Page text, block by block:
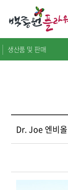
생산품 및 판매
Dr. Joe 엔비